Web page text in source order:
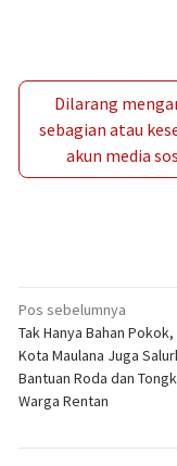
Dilarang
sebagian atau
akun media
Navigasi
pos
Pos sebelumnya
Tak Hanya Bahan Pokok,
Kota Maulana Juga
Bantuan Roda dan
Warga Rentan